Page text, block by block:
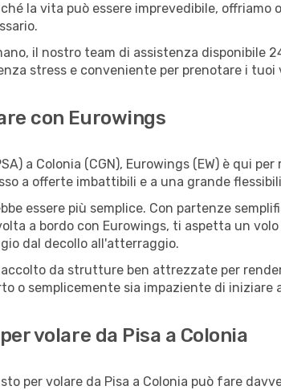
la vita può essere imprevedibile,
il nostro team di assistenza
stress e conveniente per prenotare i
con Eurowings
a Colonia (CGN), Eurowings (EW) è qui
a offerte imbattibili e a una grande
essere più semplice. Con partenze
a bordo con Eurowings, ti aspetta un
dal decollo all'atterraggio.
accolto da strutture ben attrezzate per
o semplicemente sia impaziente di
volare da Pisa a Colonia
per volare da Pisa a Colonia può fare